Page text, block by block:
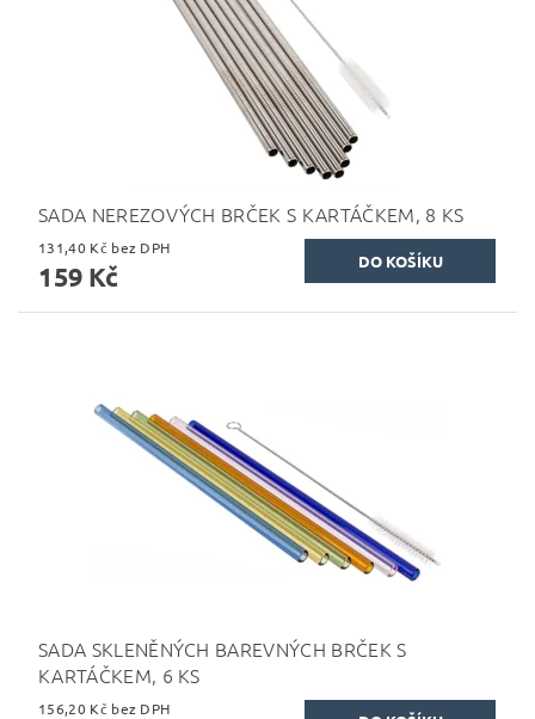
SADA NEREZOVÝCH BRČEK S KARTÁČKEM, 8 KS
131,40 Kč bez DPH
159 Kč
SADA SKLENĚNÝCH BAREVNÝCH BRČEK S
KARTÁČKEM, 6 KS
156,20 Kč bez DPH